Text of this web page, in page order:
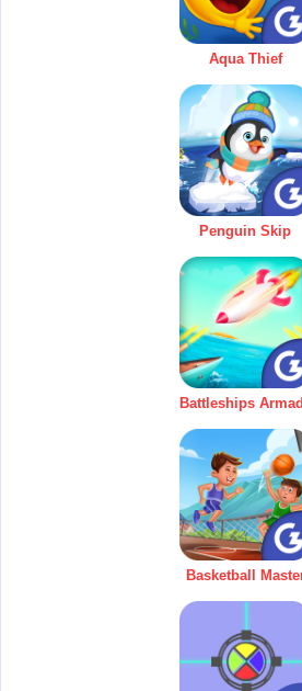
Aqua Thief
Penguin Skip
Battleships
Basketball